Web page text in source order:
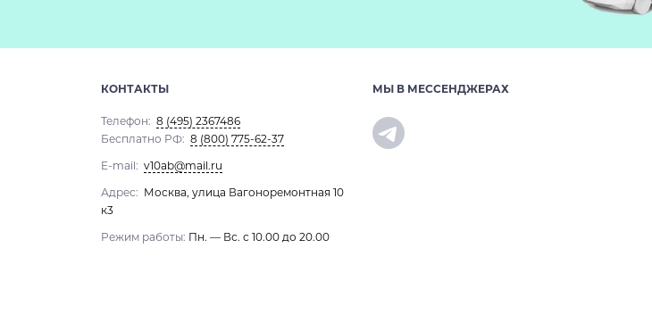
КОНТАКТЫ
Телефон: 8 (495) 2367486
Бесплатно РФ: 8 (800) 775-62-37
E-mail: v10ab@mail.ru
Адрес: Москва, улица Вагоноремонтная 10
к3
Режим работы: Пн. — Вс. с 10.00 до 20.00
МЫ В МЕССЕНДЖЕРАХ